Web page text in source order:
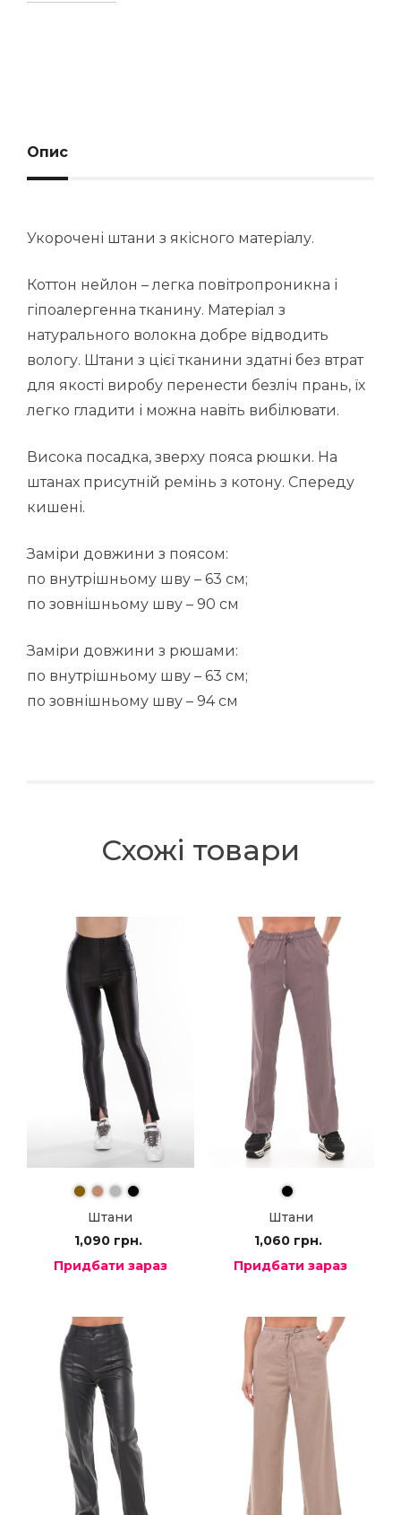
Опис
Укорочені штани з якісного матеріалу.
Коттон нейлон – легка повітропроникна і
гіпоалергенна тканину. Матеріал з
натурального волокна добре відводить
вологу. Штани з цієї тканини здатні без втрат
для якості виробу перенести безліч прань, їх
легко гладити і можна навіть вибілювати.
Висока посадка, зверху пояса рюшки. На
штанах присутній ремінь з котону. Спереду
кишені.
Заміри довжини з поясом:
по внутрішньому шву – 63 см;
по зовнішньому шву – 90 см
Заміри довжини з рюшами:
по внутрішньому шву – 63 см;
по зовнішньому шву – 94 см
Схожі товари
Штани
1,090 грн.
Придбати зараз
Штани
1,060 грн.
Придбати зараз